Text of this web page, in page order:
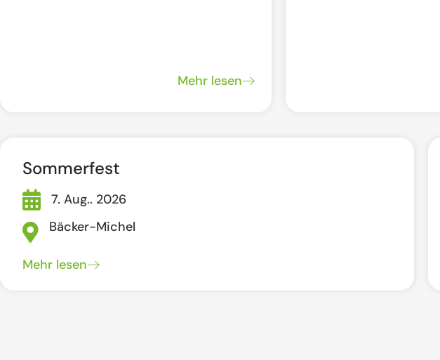
Mehr lesen
Sommerfest
7. Aug.. 2026
Bäcker-Michel
Mehr lesen